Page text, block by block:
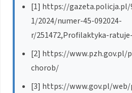
[1] https://gazeta.policja.pl/
1/2024/numer-45-092024-
r/251472,Profilaktyka-
[2] https://www.pzh.gov.pl/
chorob/
[3] https://www.gov.pl/web/